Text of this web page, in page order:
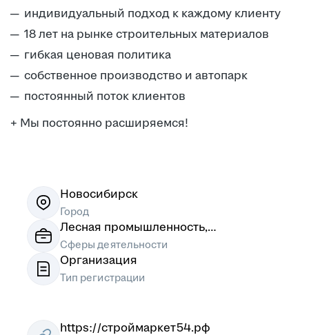
индивидуальный подход к каждому клиенту
18 лет на рынке строительных материалов
гибкая ценовая политика
собственное производство и автопарк
постоянный поток клиентов
+ Мы постоянно расширяемся!
Новосибирск
Город
Лесная промышленность,
деревообработка, Товары народного
потребления (непищевые)
Сферы деятельности
Организация
Тип регистрации
https://строймаркет54.рф